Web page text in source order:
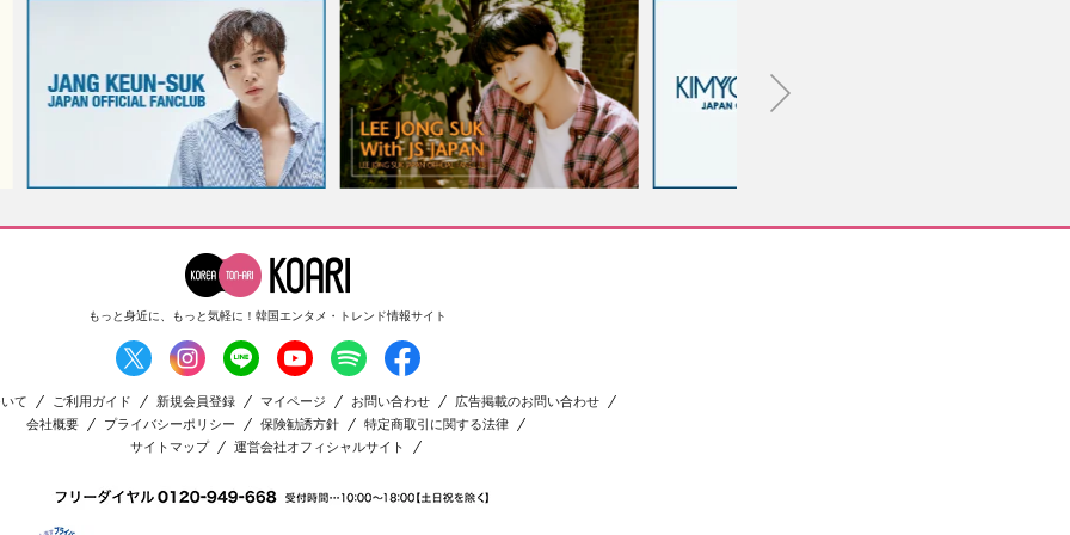
もっと身近に、もっと気軽に！ 韓国エンタメ・トレンド情報サイト
て ご利用ガイド 新規会員登録 マイページ お問い合わせ
広告掲載のお問い合わせ
会社概要
プライバシーポリシー 保険勧誘方針
特定商取引に関する法律
サイトマップ
運営会社オフィシャルサイト